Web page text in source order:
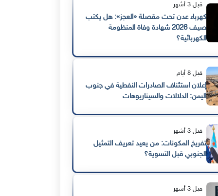
قبل 3 أشهر
كهرباء عدن تحت مقصلة «العجز»: هل يكتب
صيف 2026 شهادة وفاة المنظومة
الكهربائية؟
قبل 8 أيام
إعلان استئناف الصادرات النفطية في جنوب
اليمن: الدلالات والسيناريوهات
قبل 3 أشهر
تفريخ المكونات: من يعيد تعريف التمثيل
الجنوبي قبل التسوية؟
قبل 3 أشهر